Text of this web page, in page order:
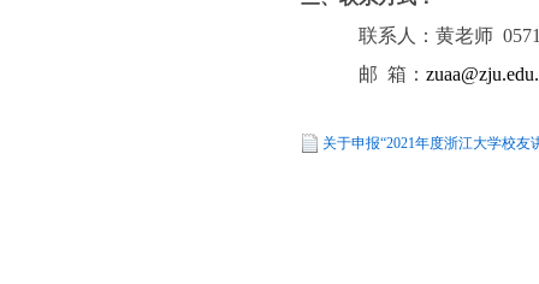
联系人：黄老师
邮 箱：
关于申报“2021年度浙江大学校友